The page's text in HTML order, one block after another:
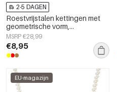
2-5 DAGEN
Roestvrijstalen kettingen met
geometrische vorm,
eenvoudige, alledaagse serie,
dames sieraden
MSRP €28,99
€8,95
EU-magazijn